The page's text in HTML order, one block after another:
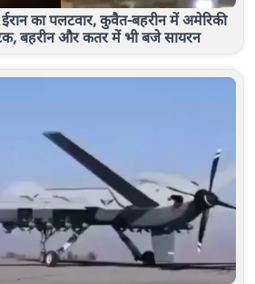
का पलटवार, कुवैत-बहरीन में अमेरिकी
बहरीन और कतर में भी बजे सायरन